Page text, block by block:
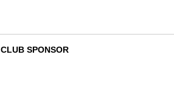
CLUB SPONSOR